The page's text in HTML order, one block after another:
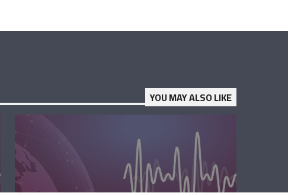
YOU MAY ALSO LIKE